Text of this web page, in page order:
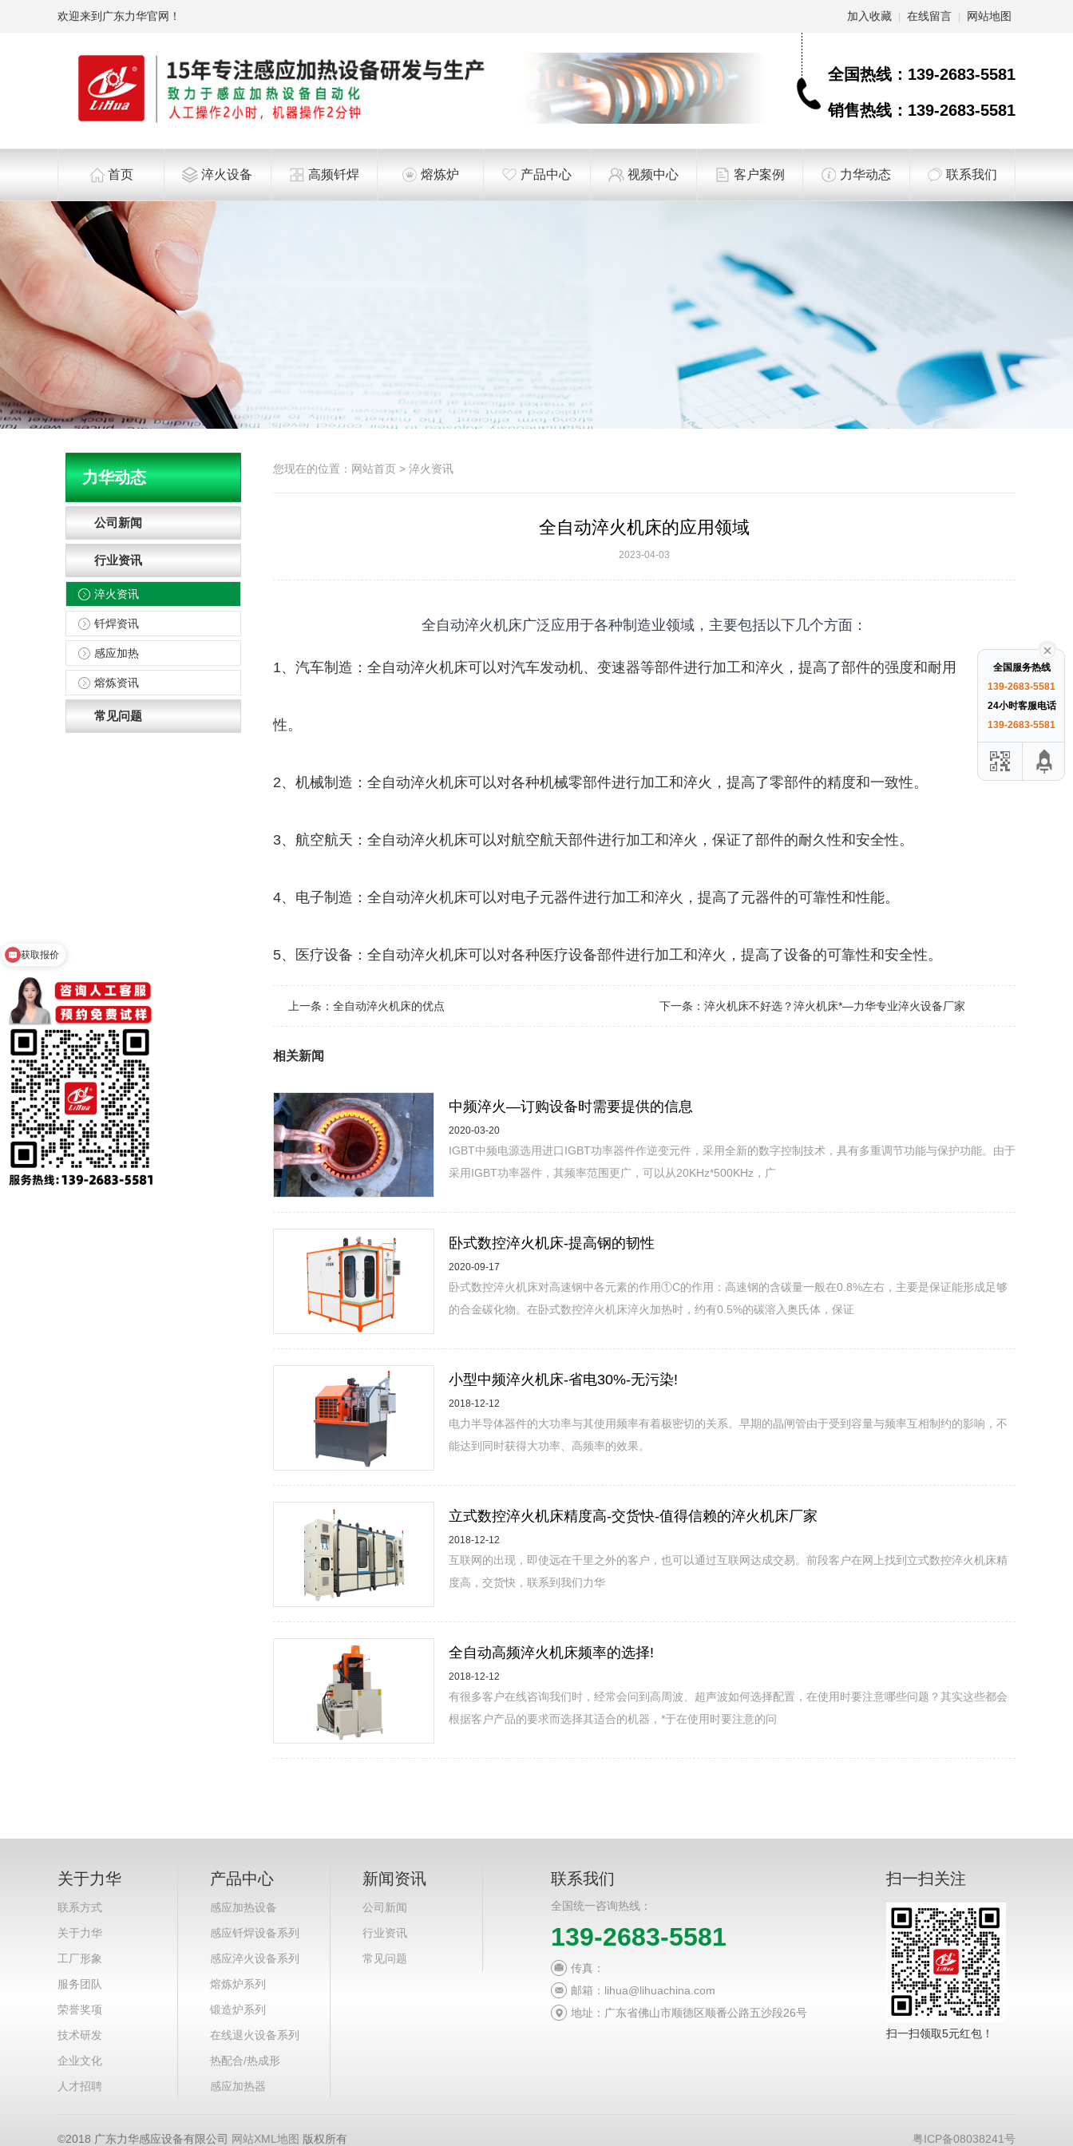
欢迎来到广东力华官网！ 加入收藏 在线留言 网站地图
全国热线： 139-2683-5581
销售热线： 139-2683-5581
首页 淬火设备 高频钎焊 熔炼炉 产品中心 视频中心 客户案例 力华动态 联系我们
力华动态
公司新闻
行业资讯
淬火资讯
钎焊资讯
感应加热
熔炼资讯
常见问题
您现在的位置： 网站首页 > 淬火资讯
全自动淬火机床的应用领域
2023-04-03
全自动淬火机床广泛应用于各种制造业领域，主要包括以下几个方面：
1、汽车制造：全自动淬火机床可以对汽车发动机、变速器等部件进行加工和淬火，提高了部件的强度和耐用
性。
2、机械制造：全自动淬火机床可以对各种机械零部件进行加工和淬火，提高了零部件的精度和一致性。
3、航空航天：全自动淬火机床可以对航空航天部件进行加工和淬火，保证了部件的耐久性和安全性。
4、电子制造：全自动淬火机床可以对电子元器件进行加工和淬火，提高了元器件的可靠性和性能。
5、医疗设备：全自动淬火机床可以对各种医疗设备部件进行加工和淬火，提高了设备的可靠性和安全性。
上一条： 全自动淬火机床的优点 下一条： 淬火机床不好选？淬火机床*—力华专业淬火设备厂家
相关新闻
中频淬火—订购设备时需要提供的信息
2020-03-20
IGBT中频电源选用进口IGBT功率器件作逆变元件，采用全新的数字控制技术，具有多重调节功能与保护功能。由于
采用IGBT功率器件，其频率范围更广，可以从20KHz*500KHz，广
卧式数控淬火机床-提高钢的韧性
2020-09-17
卧式数控淬火机床对高速钢中各元素的作用①C的作用：高速钢的含碳量一般在0.8%左右，主要是保证能形成足够
的合金碳化物。在卧式数控淬火机床淬火加热时，约有0.5%的碳溶入奥氏体，保证
小型中频淬火机床-省电30%-无污染!
2018-12-12
电力半导体器件的大功率与其使用频率有着极密切的关系。早期的晶闸管由于受到容量与频率互相制约的影响，不
能达到同时获得大功率、高频率的效果。
立式数控淬火机床精度高-交货快-值得信赖的淬火机床厂家
2018-12-12
互联网的出现，即使远在千里之外的客户，也可以通过互联网达成交易。前段客户在网上找到立式数控淬火机床精
度高，交货快，联系到我们力华
全自动高频淬火机床频率的选择!
2018-12-12
有很多客户在线咨询我们时，经常会问到高周波、超声波如何选择配置，在使用时要注意哪些问题？其实这些都会
根据客户产品的要求而选择其适合的机器，*于在使用时要注意的问
关于力华
联系方式
关于力华
工厂形象
服务团队
荣誉奖项
技术研发
企业文化
人才招聘
产品中心
感应加热设备
感应钎焊设备系列
感应淬火设备系列
熔炼炉系列
锻造炉系列
在线退火设备系列
热配合/热成形
感应加热器
新闻资讯
公司新闻
行业资讯
常见问题
联系我们
全国统一咨询热线：
139-2683-5581
传真：
邮箱：lihua@lihuachina.com
地址：广东省佛山市顺德区顺番公路五沙段26号
扫一扫关注
扫一扫领取5元红包！
©2018 广东力华感应设备有限公司 网站XML地图 版权所有 粤ICP备08038241号
全国服务热线
139-2683-5581
24小时客服电话
139-2683-5581
获取报价